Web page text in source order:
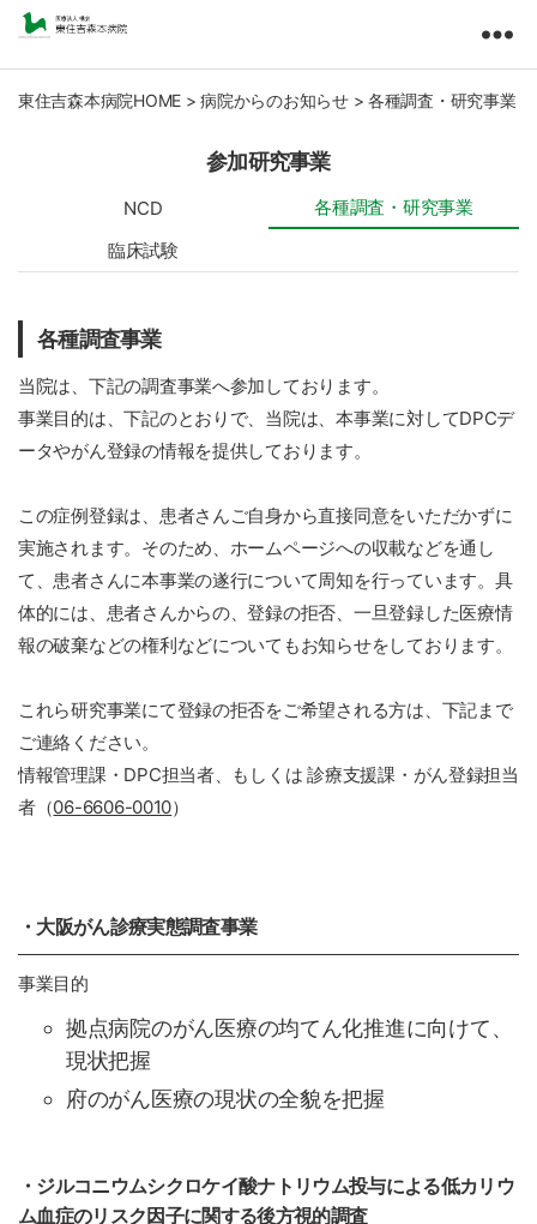
住
吉
橘
会
東住吉森本病院HOME > 病院からのお知らせ > 各種調査・研究事業
参加研究事業
NCD
各種調査・研究事業
臨床試験
各種調査事業
当院は、下記の調査事業へ参加しております。
事業目的は、下記のとおりで、当院は、本事業に対してDPCデ
ータやがん登録の情報を提供しております。
この症例登録は、患者さんご自身から直接同意をいただかずに
実施されます。そのため、ホームページへの収載などを通し
て、患者さんに本事業の遂行について周知を行っています。具
体的には、患者さんからの、登録の拒否、一旦登録した医療情
報の破棄などの権利などについてもお知らせをしております。
これら研究事業にて登録の拒否をご希望される方は、下記まで
ご連絡ください。
情報管理課・DPC担当者、もしくは 診療支援課・がん登録担当
者（06-6606-0010）
・大阪がん診療実態調査事業
事業目的
拠点病院のがん医療の均てん化推進に向けて、
現状把握
府のがん医療の現状の全貌を把握
・ジルコニウムシクロケイ酸ナトリウム投与による低カリウ
ム血症のリスク因子に関する後方視的調査